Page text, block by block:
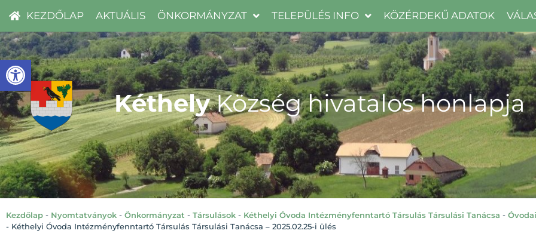
Eszköztár megnyitása
KEZDŐLAP AKTUÁLIS ÖNKORMÁNYZAT TELEPÜLÉS INFO KÖZÉRDEKŰ ADATOK
Kéthely Község hivatalos honlapja
Kezdőlap - Nyomtatványok - Önkormányzat - Társulások - Kéthelyi Óvoda Intézményfenntartó Társulás Társulási Tanácsa -
- Kéthelyi Óvoda Intézményfenntartó Társulás Társulási Tanácsa – 2025.02.25-i ülés